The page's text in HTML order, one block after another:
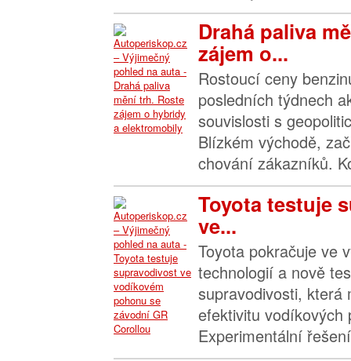
Drahá paliva
zájem o...
Rostoucí ceny
posledních týdnech
souvislosti s
Blízkém východě,
chování zákazníků.
Toyota testuje
ve...
Toyota pokračuje ve
technologií a nově
supravodivosti, která
efektivitu vodíkových
Experimentální